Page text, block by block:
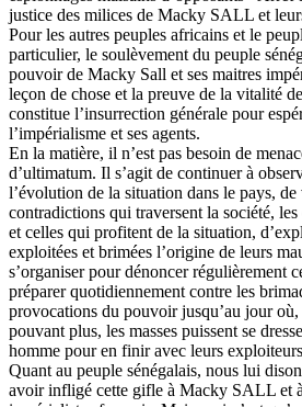
justice des milices de Macky SALL et
Pour les autres peuples africains et le
particulier, le soulèvement du peuple
pouvoir de Macky Sall et ses maitres
leçon de chose et la preuve de la vitalité
constitue l’insurrection générale pour
l’impérialisme et ses agents.
En la matière, il n’est pas besoin de
d’ultimatum. Il s’agit de continuer à
l’évolution de la situation dans le pays,
contradictions qui traversent la société,
et celles qui profitent de la situation,
exploitées et brimées l’origine de leurs
s’organiser pour dénoncer régulièrement
préparer quotidiennement contre les
provocations du pouvoir jusqu’au jour où,
pouvant plus, les masses puissent se
homme pour en finir avec leurs
Quant au peuple sénégalais, nous lui
avoir infligé cette gifle à Macky SALL et